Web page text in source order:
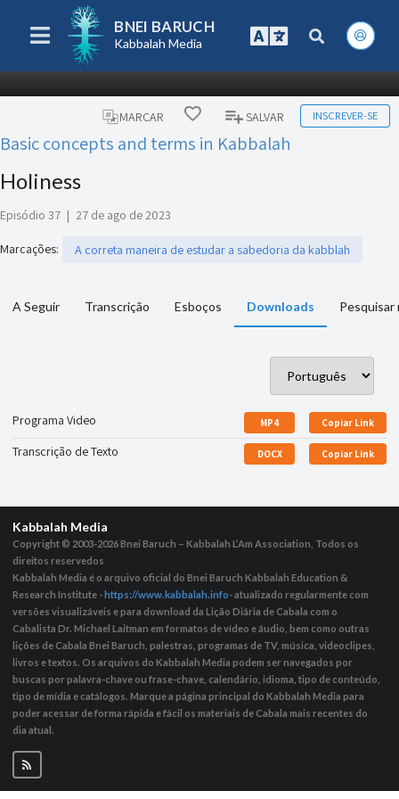
BNEI BARUCH
Kabbalah Media
MARCAR SALVAR INSCREVER-SE
Basic concepts and terms in Kabbalah
Holiness
Episódio 37 | 27 de ago de 2023
Marcações: A correta maneira de estudar a sabedoria da kabblah
A Seguir Transcrição Esboços Downloads Pesquisar
Programa Video MP4 Copiar Link
Transcrição de Texto DOCX Copiar Link
Kabbalah Media
Copyright © 2003-2026Bnei Baruch – Kabbalah L’Am Association, Todos os
direitos reservedos
Kabbalah Media é o arquivo oficial do Bnei Baruch Kabbalah Education &
Research Institute - https://www.kabbalah.info- atualizado regularmente com
versões visualizáveis ​​e para download da Lição Diária de Cabala com o
Cabalista Dr. Michael Laitman em formatos de vídeo e áudio, bem como outras
lições de Cabala Bnei Baruch, palestras, programas de TV, música, videoclipes,
livros e textos. Os arquivos do Kabbalah Media podem ser navegados por
buscas por palavra-chave ou frase-chave, calendário, idioma, tipo de conteúdo,
tipo de mídia e catálogos. Marque a página principal do Kabbalah Media para
poder acessar de forma rápida e fácil os materiais de Cabala mais recentes do
dia atual.